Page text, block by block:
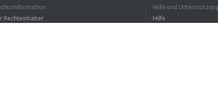
avantageux pour pays,
l'AECG sera bon pour les travailleurs,les
Rechteinhaber
Hilfe und
Hilfe